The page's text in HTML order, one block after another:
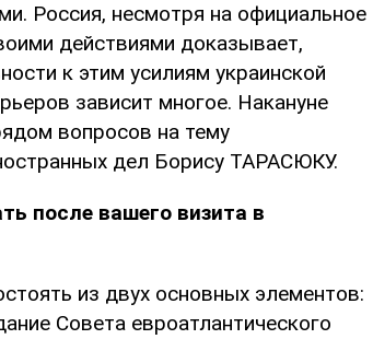
Россия, несмотря на официальное
действиями доказывает,
к этим усилиям украинской
зависит многое. Накануне
вопросов на тему
дел Борису ТАРАСЮКУ.
после вашего визита в
из двух основных элементов:
Совета евроатлантического